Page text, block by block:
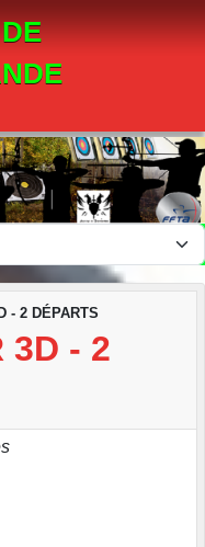
- 2 DÉPARTS
3D - 2